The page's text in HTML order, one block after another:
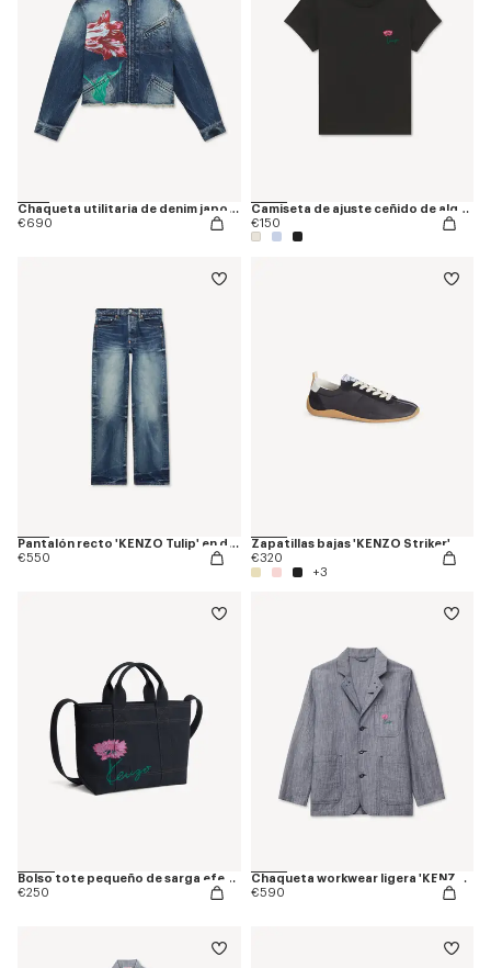
Chaqueta utilitaria de denim japonés 'KENZO Tulip'
€690
Camiseta de ajuste ceñido de algodón bordada 'KENZO Tulip'
€150
Pantalón recto 'KENZO Tulip' en denim japonés
€550
Zapatillas bajas 'KENZO Striker'
€320
+3
Bolso tote pequeño de sarga efecto denim 'KENZO Tulip'
€250
Chaqueta workwear ligera 'KENZO Tulip' de mezcla de lino y denim lavado
€590